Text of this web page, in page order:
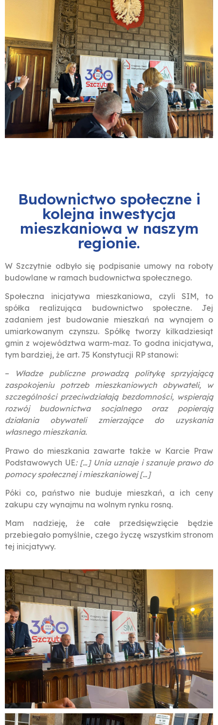
Budownictwo społeczne i
kolejna inwestycja
mieszkaniowa w naszym
regionie.
W Szczytnie odbyło się podpisanie umowy na roboty
budowlane w ramach budownictwa społecznego.
Społeczna inicjatywa mieszkaniowa, czyli SIM, to
spółka realizująca budownictwo społeczne. Jej
zadaniem jest budowanie mieszkań na wynajem o
umiarkowanym czynszu. Spółkę tworzy kilkadziesiąt
gmin z województwa warm-maz. To godna inicjatywa,
tym bardziej, że art. 75 Konstytucji RP stanowi:
–
Władze publiczne prowadzą politykę sprzyjającą
zaspokojeniu potrzeb mieszkaniowych obywateli, w
szczególności przeciwdziałają bezdomności, wspierają
rozwój budownictwa socjalnego oraz popierają
działania obywateli zmierzające do uzyskania
własnego mieszkania.
Prawo do mieszkania zawarte także w Karcie Praw
Podstawowych UE: […] Unia uznaje i szanuje prawo do
pomocy społecznej i mieszkaniowej […]
Póki co, państwo nie buduje mieszkań, a ich ceny
zakupu czy wynajmu na wolnym rynku rosną.
Mam nadzieję, że całe przedsięwzięcie będzie
przebiegało pomyślnie, czego życzę wszystkim stronom
tej inicjatywy.